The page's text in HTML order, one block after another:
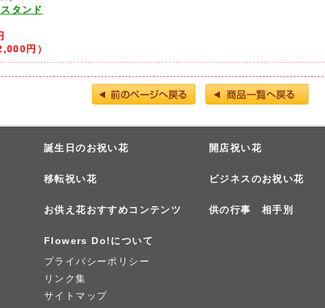
タンド
円）
誕生日のお祝い花 開店祝い花
移転祝い花 ビジネスのお祝い花
お供え花おすすめコンテンツ 供の行事 相手別
Flowers Do!について
プライバシーポリシー
リンク集
サイトマップ